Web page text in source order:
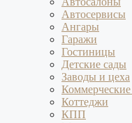
Автосервисы
Ангары
Гаражи
Гостиницы
Детские сады
Заводы и цеха
Коммерческие
Коттеджи
КПП